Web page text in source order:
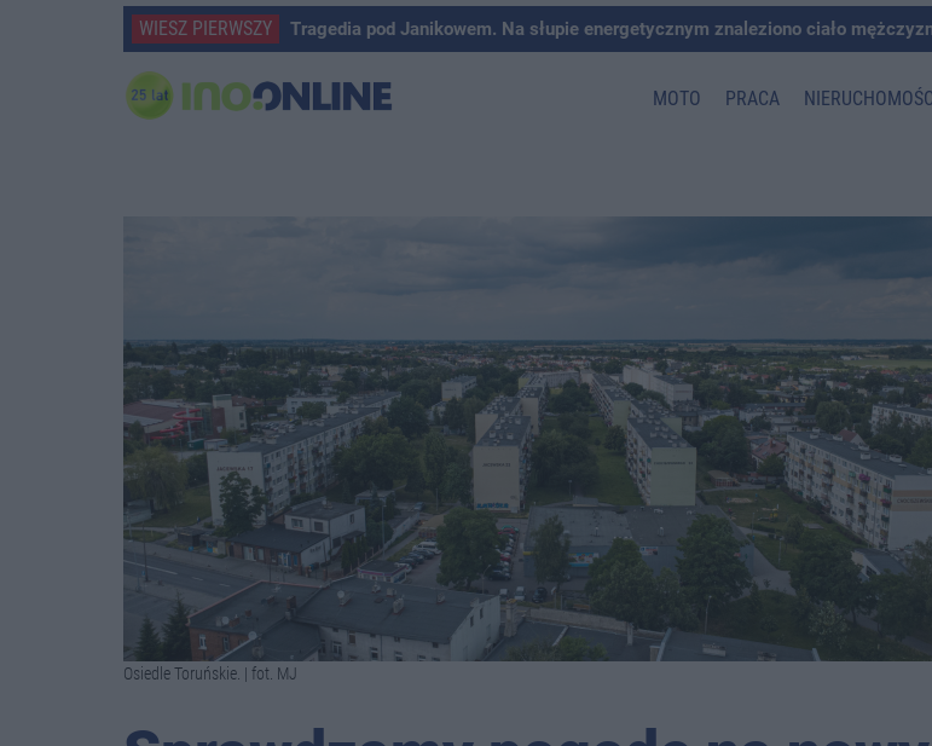
WIESZ PIERWSZY Tragedia pod Janikowem. Na słupie energetycznym znaleziono ciało
MOTO PRACA
Osiedle Toruńskie. | fot. MJ